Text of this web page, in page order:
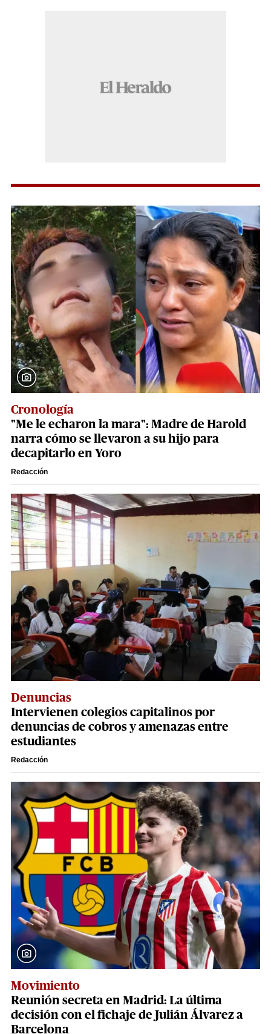
Cronología
"Me le echaron la mara": Madre de Harold
narra cómo se llevaron a su hijo para
decapitarlo en Yoro
Redacción
Denuncias
Intervienen colegios capitalinos por
denuncias de cobros y amenazas entre
estudiantes
Redacción
Movimiento
Reunión secreta en Madrid: La última
decisión con el fichaje de Julián Álvarez a
Barcelona